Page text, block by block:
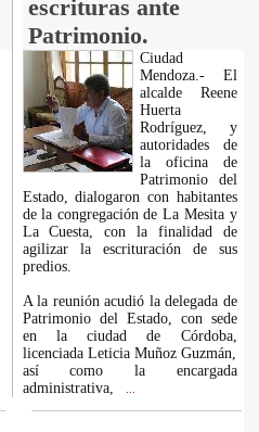
escrituras ante
Patrimonio.
Ciudad
Mendoza.- El
alcalde Reene
Huerta
Rodríguez, y
autoridades de
la oficina de
Patrimonio del
Estado, dialogaron con habitantes
de la congregación de La Mesita y
La Cuesta, con la finalidad de
agilizar la escrituración de sus
predios.
A la reunión acudió la delegada de
Patrimonio del Estado, con sede
en la ciudad de Córdoba,
licenciada Leticia Muñoz Guzmán,
así como la encargada
administrativa,